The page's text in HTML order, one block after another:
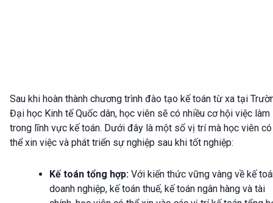
Sau khi hoàn thành chương trình đào tạo kế toán từ xa tại
Đại học Kinh tế Quốc dân, học viên sẽ có nhiều cơ hội việc làm
trong lĩnh vực kế toán. Dưới đây là một số vị trí mà học viên có
thể xin việc và phát triển sự nghiệp sau khi tốt nghiệp:
Kế toán tổng hợp: Với kiến thức vững vàng về kế
doanh nghiệp, kế toán thuế, kế toán ngân hàng và tài